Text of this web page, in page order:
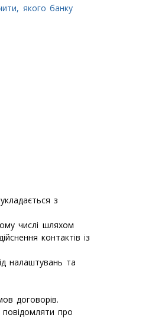
якого банку
з
числі шляхом
контактів із
налаштувань та
договорів.
повідомляти про